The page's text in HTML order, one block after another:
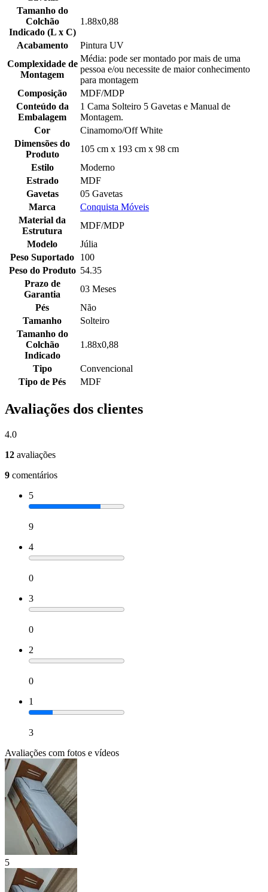
Tamanho do
Colchão
Indicado (L x C)
1.88x0,88
Acabamento
Pintura UV
Complexidade de
Montagem
Média: pode ser montado por mais de uma
pessoa e/ou necessite de maior conhecimento
para montagem
Composição
MDF/MDP
Conteúdo da
Embalagem
1 Cama Solteiro 5 Gavetas e Manual de
Montagem.
Cor
Cinamomo/Off White
Dimensões do
Produto
105 cm x 193 cm x 98 cm
Estilo
Moderno
Estrado
MDF
Gavetas
05 Gavetas
Marca
Conquista Móveis
Material da
Estrutura
MDF/MDP
Modelo
Júlia
Peso Suportado
100
Peso do Produto 54.35
Prazo de
Garantia
03 Meses
Pés
Não
Tamanho
Solteiro
Tamanho do
Colchão
Indicado
1.88x0,88
Tipo
Convencional
Tipo de Pés
MDF
Avaliações dos clientes
4.0
12 avaliações
9 comentários
5
9
4
0
3
0
2
0
1
3
Avaliações com fotos e vídeos
5